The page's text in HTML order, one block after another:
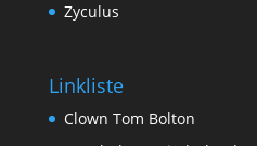
Zyculus
Linkliste
Clown Tom Bolton